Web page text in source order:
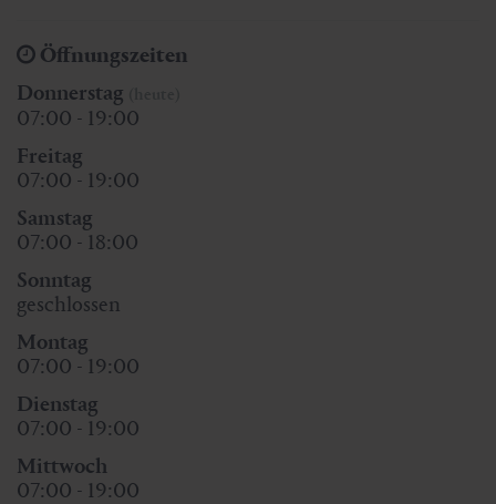
Öffnungszeiten
Donnerstag
07:00 - 19:00
Freitag
07:00 - 19:00
Samstag
07:00 - 18:00
Sonntag
geschlossen
Montag
07:00 - 19:00
Dienstag
07:00 - 19:00
Mittwoch
07:00 - 19:00